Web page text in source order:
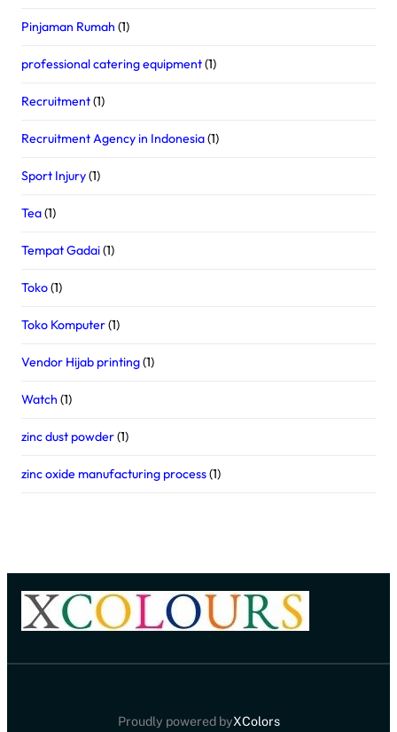
Pinjaman Rumah (1)
professional catering equipment(1)
Recruitment(1)
Recruitment Agency in Indonesia(1)
Sport Injury(1)
Tea(1)
Tempat Gadai(1)
Toko(1)
Toko Komputer(1)
Vendor Hijab printing(1)
Watch (1)
zinc dust powder(1)
zinc oxide manufacturing process(1)
Proudly powered byXColors